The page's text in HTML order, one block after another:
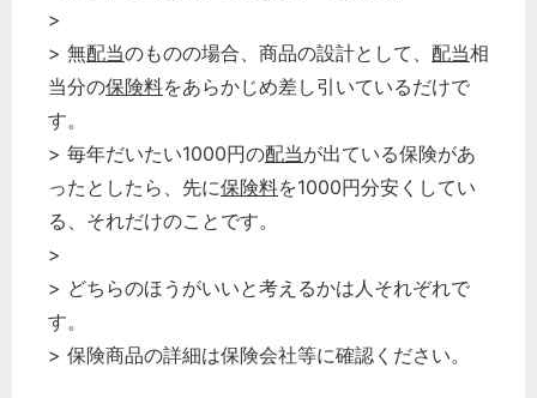
>
> 無配当のものの場合、商品の設計として、 配当相
当分の保険料をあらかじめ差し引いているだけで
す。
> 毎年だいたい1000円の配当が出ている保険があ
ったとしたら、先に保険料を1000円分安くしてい
る、それだけのことです。
>
> どちらのほうがいいと考えるかは人それぞれで
す。
> 保険商品の詳細は保険会社等に確認ください。